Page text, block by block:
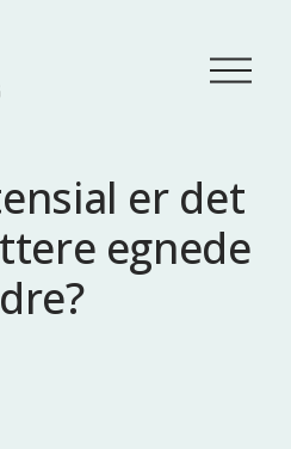
Å
p
e
y
er det
egnede